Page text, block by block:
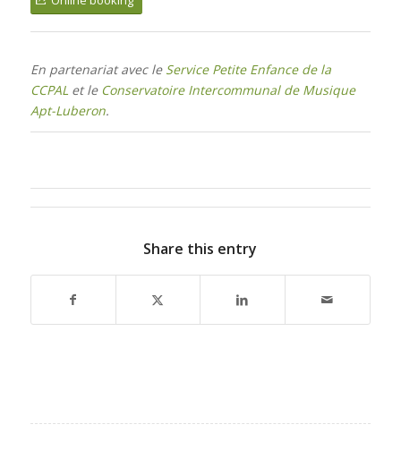
En partenariat avec le Service Petite Enfance de la
CCPALet le Conservatoire Intercommunal de Musique
Apt-Luberon.
Share this entry